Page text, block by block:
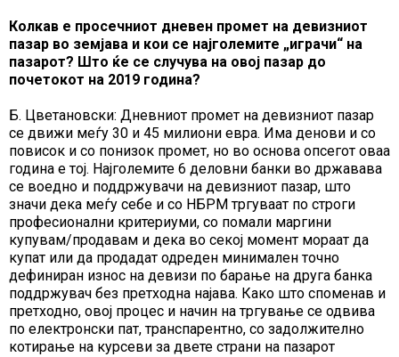
Колкав е просечниот дневен промет на девизниот
пазар во земјава и кои се најголемите „играчи“ на
пазарот? Што ќе се случува на овој пазар до
почетокот на 2019 година?
Б. Цветановски: Дневниот промет на девизниот пазар
се движи меѓу 30 и 45 милиони евра. Има денови и со
повисок и со понизок промет, но во основа опсегот оваа
година е тој. Најголемите 6 деловни банки во државава
се воедно и поддржувачи на девизниот пазар, што
значи дека меѓу себе и со НБРМ тргуваат по строги
професионални критериуми, со помали маргини
купувам/продавам и дека во секој момент мораат да
купат или да продадат одреден минимален точно
дефиниран износ на девизи по барање на друга банка
поддржувач без претходна најава. Како што споменав и
претходно, овој процес и начин на тргување се одвива
по електронски пат, транспарентно, со задолжително
котирање на курсеви за двете страни на пазарот